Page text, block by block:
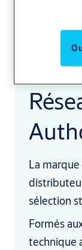
La
sélection
Formés
technique